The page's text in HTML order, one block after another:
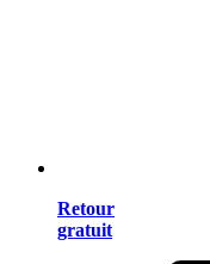
Retour
gratuit